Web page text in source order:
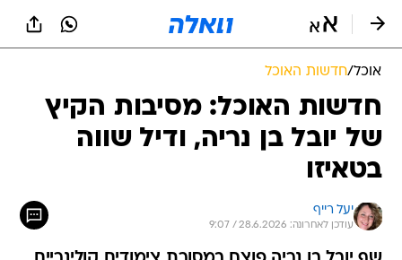
אוכל/חדשות האוכל
חדשות האוכל: מסיבות הקיץ
של יובל בן נריה, ודיל שווה
בטאיזו
יעל רייף
עודכן לאחרונה: 28.6.2026 / 9:07